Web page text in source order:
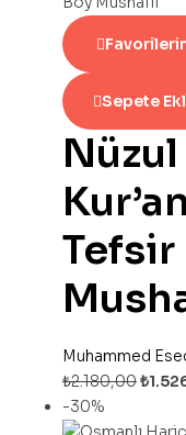
Sepete
Nüzul
Tefsir
Muhammed
₺2.180,00₺
-30%